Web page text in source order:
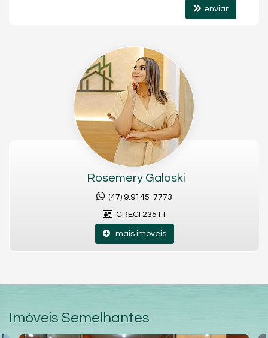
enviar
Rosemery Galoski
(47) 9.9145-7773
CRECI 23511
mais imóveis
Imóveis Semelhantes